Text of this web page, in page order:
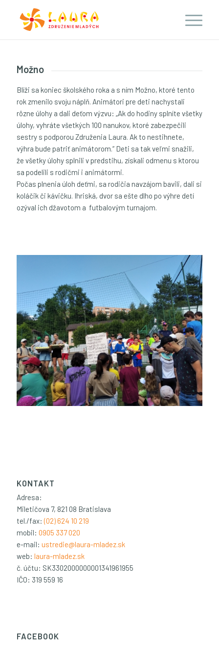
Možno
Blíži sa koniec školského roka a s ním Možno, ktoré tento
rok zmenilo svoju náplň. Animátori pre deti nachystali
rôzne úlohy a dali deťom výzvu: „Ak do hodiny splníte všetky
úlohy, vyhráte všetkých 100 nanukov, ktoré zabezpečili
sestry s podporou Združenia Laura. Ak to nestihnete,
výhra bude patriť animátorom.“ Deti sa tak veľmi snažili,
že všetky úlohy splnili v predstihu, získali odmenu s ktorou
sa podelili s rodičmi i animátormi.
Počas plnenia úloh deťmi, sa rodičia navzájom bavili, dali si
koláčik či kávičku. Ihriská, dvor sa ešte dlho po výhre detí
ozýval ich džavotom a futbalovým turnajom.
KONTAKT
Adresa:
Miletičova 7, 821 08 Bratislava
tel./fax:(02) 624 10 219
mobil: 0905 337 020
e-mail: ustredie@laura-mladez.sk
web: laura-mladez.sk
č. účtu: SK3302000000001341961955
IČO: 319 559 16
FACEBOOK